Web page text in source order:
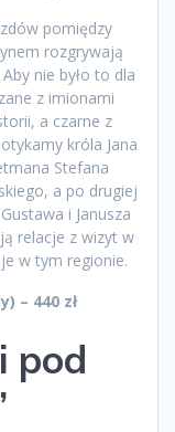
pomiędzy
rozgrywają
nie było to dla
z imionami
a czarne z
króla Jana
Stefana
a po drugiej
i Janusza
relacje z wizyt w
w tym regionie.
– 440 zł
pod